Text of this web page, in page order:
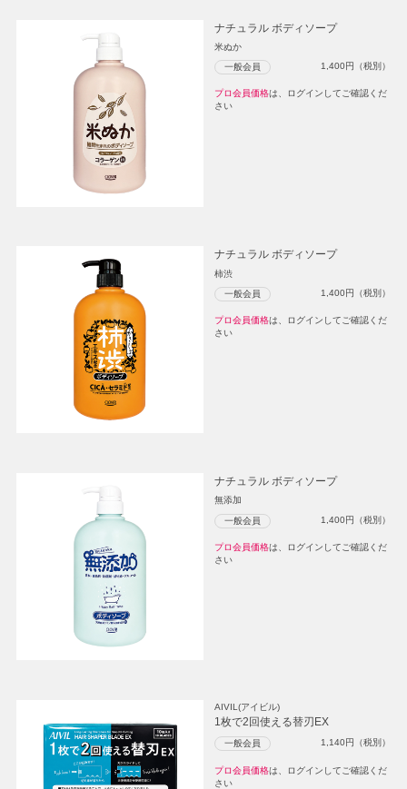
ナチュラル ボディソープ
米ぬか
一般会員 1,400円（税別）
プロ会員価格は、ログインしてご確認くだ
さい
ナチュラル ボディソープ
柿渋
一般会員 1,400円（税別）
プロ会員価格は、ログインしてご確認くだ
さい
ナチュラル ボディソープ
無添加
一般会員 1,400円（税別）
プロ会員価格は、ログインしてご確認くだ
さい
AIVIL(アイビル)
1枚で2回使える替刃EX
一般会員 1,140円（税別）
プロ会員価格は、ログインしてご確認くだ
さい